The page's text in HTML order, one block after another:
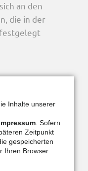
an den
die in der
Inhalte unserer
. Sofern
Zeitpunkt
gespeicherten
Ihren Browser